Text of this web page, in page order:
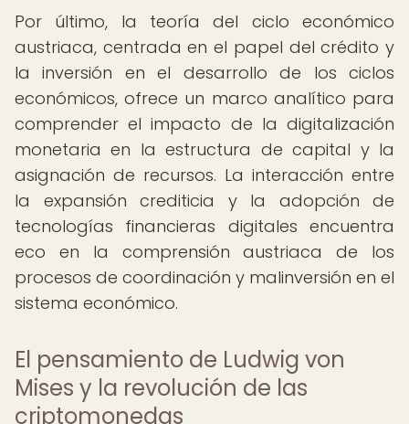
Por último, la teoría del ciclo económico
austriaca, centrada en el papel del crédito y
la inversión en el desarrollo de los ciclos
económicos, ofrece un marco analítico para
comprender el impacto de la digitalización
monetaria en la estructura de capital y la
asignación de recursos. La interacción entre
la expansión crediticia y la adopción de
tecnologías financieras digitales encuentra
eco en la comprensión austriaca de los
procesos de coordinación y malinversión en el
sistema económico.
El pensamiento de Ludwig von
Mises y la revolución de las
criptomonedas